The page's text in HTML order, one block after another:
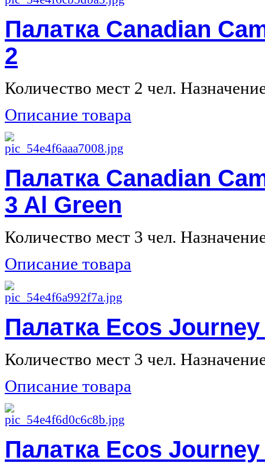
Палатка Canadian
2
Количество мест 2 чел.
Описание товара
Палатка Canadian
3 Al Green
Количество мест 3 чел.
Описание товара
Палатка Ecos Journey
Количество мест 3 чел.
Описание товара
Палатка Ecos Journey